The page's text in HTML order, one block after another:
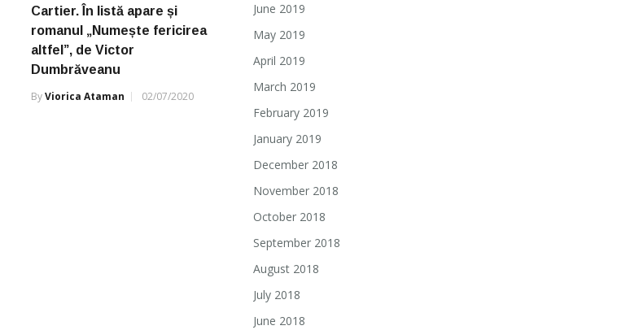
Cartier. În listă apare și
romanul „Numește fericirea
altfel”, de Victor
Dumbrăveanu
ByViorica Ataman 02/07/2020
June 2019
May 2019
April 2019
March 2019
February 2019
January 2019
December 2018
November 2018
October 2018
September 2018
August 2018
July 2018
June 2018